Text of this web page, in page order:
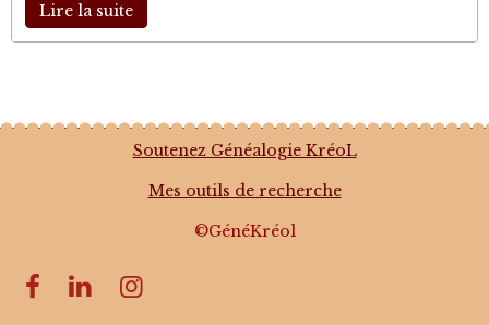
Lire la suite
Soutenez Généalogie KréoL
Mes outils de recherche
©GénéKréol